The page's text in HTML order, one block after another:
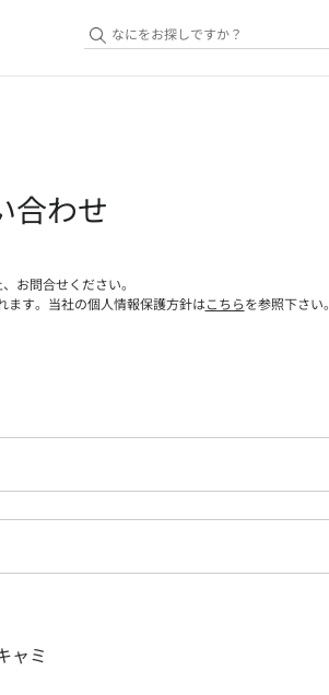
合わせ
お問合せください。
ます。当社の個人情報保護方針はこちらを参照下さい。
ャミ